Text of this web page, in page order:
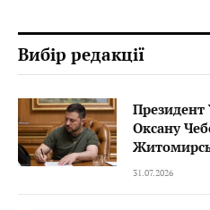
Вибір редакції
Президент
Оксану
31.07.2026